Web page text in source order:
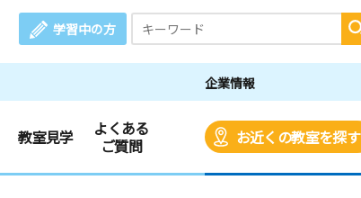
学習中の方
企業情報
教室見学
よくある
ご質問
お近くの教室を探す